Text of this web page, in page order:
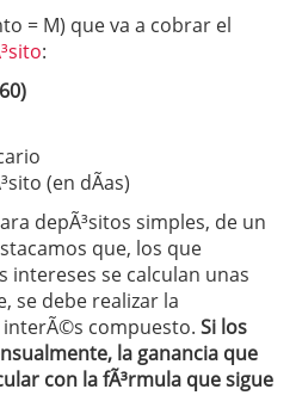
= M) que va a cobrar el
:
(en dÃ­as)
depÃ³sitos simples, de un
que, los que
intereses se calculan unas
se debe realizar la
interÃ©s compuesto. Si los
la ganancia que
con la fÃ³rmula que sigue